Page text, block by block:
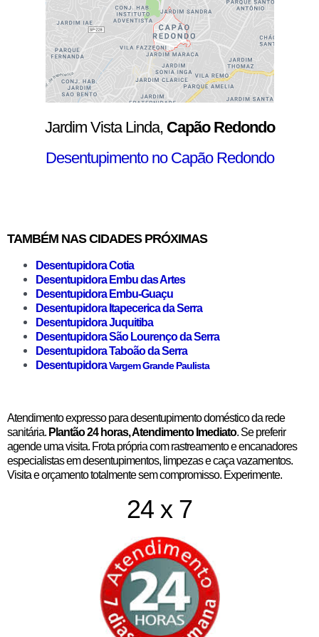
Jardim Vista Linda, Capão Redondo
Desentupimento no Capão Redondo
TAMBÉM NAS CIDADES PRÓXIMAS
Desentupidora Cotia
Desentupidora Embu das Artes
Desentupidora Embu-Guaçu
Desentupidora Itapecerica da Serra
Desentupidora Juquitiba
Desentupidora São Lourenço da Serra
Desentupidora Taboão da Serra
DesentupidoraVargem Grande Paulista
Atendimento expresso para desentupimento doméstico da rede
sanitária. Plantão 24 horas, Atendimento Imediato. Se preferir
agende uma visita. Frota própria com rastreamento e encanadores
especialistas em desentupimentos, limpezas e caça vazamentos.
Visita e orçamento totalmente sem compromisso. Experimente.
24 x 7